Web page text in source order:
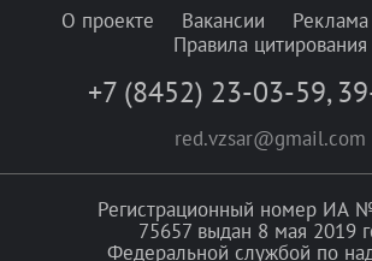
О проекте Вакансии Реклама
Правила цитирования
+7 (8452) 23-03-59,
red.vzsar@gmail.com
Регистрационный номер ИА
75657 выдан 8 мая 2019
Федеральной службой по